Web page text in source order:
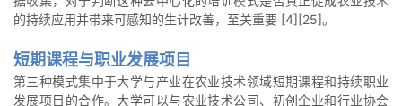
的持续应用并带来可感知的生计改善，至关重要 [4][25]。
短期课程与职业发展项目
第三种模式集中于大学与产业在农业技术领域短期课程和持续职业
发展项目的合作。大学可以与农业技术公司、初创企业和行业协会